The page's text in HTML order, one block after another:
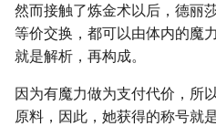
然而接触了炼金术以后，德丽
等价交换，都可以由体内的魔
就是解析，再构成。
因为有魔力做为支付代价，所
原料，因此，她获得的称号就